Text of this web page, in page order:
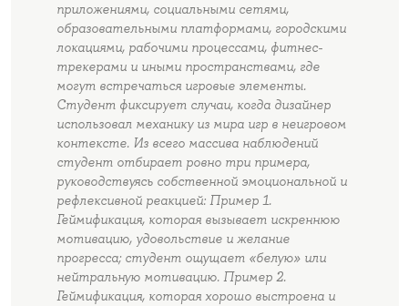
приложениями, социальными сетями,
образовательными платформами, городскими
локациями, рабочими процессами, фитнес-
трекерами и иными пространствами, где
могут встречаться игровые элементы.
Студент фиксирует случаи, когда дизайнер
использовал механику из мира игр в неигровом
контексте. Из всего массива наблюдений
студент отбирает ровно три примера,
руководствуясь собственной эмоциональной и
рефлексивной реакцией: Пример 1.
Геймификация, которая вызывает искреннюю
мотивацию, удовольствие и желание
прогресса; студент ощущает «белую» или
нейтральную мотивацию. Пример 2.
Геймификация, которая хорошо выстроена и